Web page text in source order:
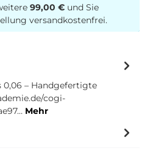
99,00 € und Sie
versandkostenfrei.
0,06 – Handgefertigte
cogi-
Mehr